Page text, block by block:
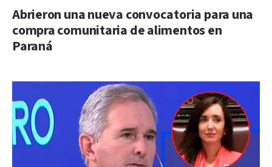
Abrieron una nueva convocatoria para una
compra comunitaria de alimentos en
Paraná